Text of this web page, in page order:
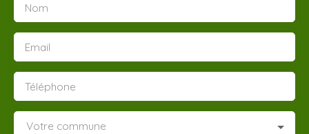
Nom
Email
Téléphone
Votre commune